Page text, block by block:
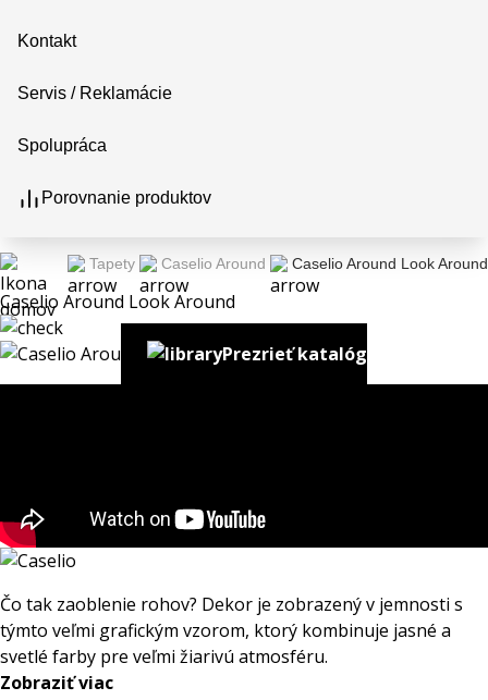
Kontakt
Servis / Reklamácie
Spolupráca
Porovnanie produktov
Tapety Caselio Around Caselio Around Look Around
Caselio Around Look Around
Prezrieť katalóg
Čo tak zaoblenie rohov? Dekor je zobrazený v jemnosti s
týmto veľmi grafickým vzorom, ktorý kombinuje jasné a
svetlé farby pre veľmi žiarivú atmosféru.
Zobraziť viac